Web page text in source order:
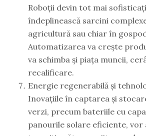
Roboții devin tot mai
îndeplinească sarcini
agricultură sau chiar în
Automatizarea va crește
va schimba și piața muncii,
recalificare.
Energie regenerabilă și
Inovațiile în captarea și
verzi, precum bateriile cu
panourile solare eficiente, vor